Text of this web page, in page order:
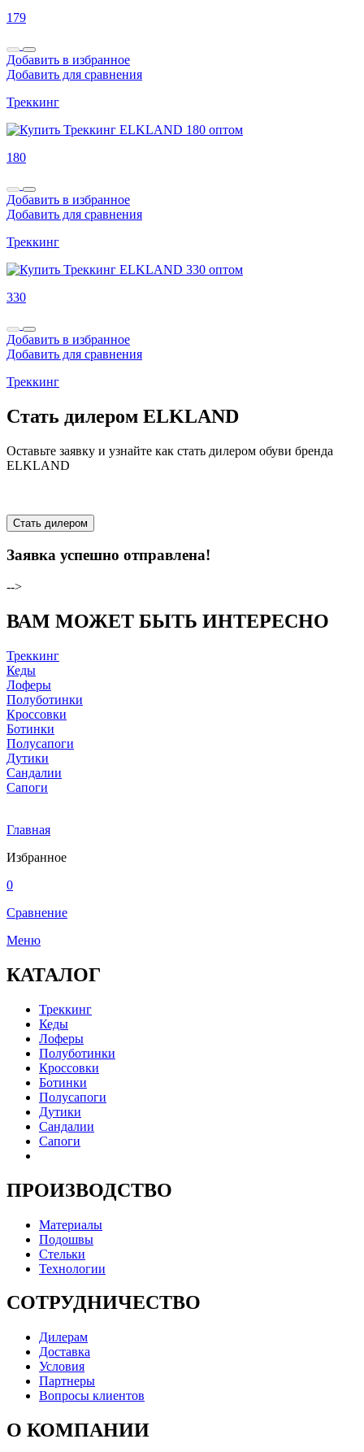
179
Добавить в избранное
Добавить для сравнения
Треккинг
180
Добавить в избранное
Добавить для сравнения
Треккинг
330
Добавить в избранное
Добавить для сравнения
Треккинг
Стать дилером ELKLAND
Оставьте заявку и узнайте как стать дилером обуви бренда
ELKLAND
Стать дилером
Заявка успешно отправлена!
-->
ВАМ МОЖЕТ БЫТЬ ИНТЕРЕСНО
Треккинг
Кеды
Лоферы
Полуботинки
Кроссовки
Ботинки
Полусапоги
Дутики
Сандалии
Сапоги
Главная
Избранное
0
Сравнение
Меню
КАТАЛОГ
Треккинг
Кеды
Лоферы
Полуботинки
Кроссовки
Ботинки
Полусапоги
Дутики
Сандалии
Сапоги
ПРОИЗВОДСТВО
Материалы
Подошвы
Стельки
Технологии
СОТРУДНИЧЕСТВО
Дилерам
Доставка
Условия
Партнеры
Вопросы клиентов
О КОМПАНИИ